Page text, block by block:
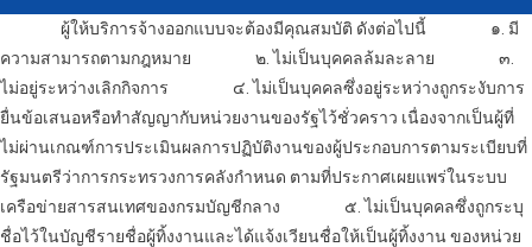
ผู้ให้บริการจ้างออกแบบจะต้องมีคุณสมบัติ ดังต่อไปนี้
๑. มี
ความสามารถตามกฎหมาย
๒. ไม่เป็นบุคคลล้มละลาย
๓.
ไม่อยู่ระหว่างเลิกกิจการ
๔. ไม่เป็นบุคคลซึ่งอยู่ระหว่างถูกระงับการ
ยื่นข้อเสนอหรือทำสัญญากับหน่วยงานของรัฐไว้ชั่วคราว เนื่องจากเป็นผู้ที่
ไม่ผ่านเกณฑ์การประเมินผลการปฏิบัติงานของผู้ประกอบการตามระเบียบที่
รัฐมนตรีว่าการกระทรวงการคลังกำหนด ตามที่ประกาศเผยแพร่ในระบบ
เครือข่ายสารสนเทศของกรมบัญชีกลาง
๕. ไม่เป็นบุคคลซึ่งถูกระบุ
ชื่อไว้ในบัญชีรายชื่อผู้ทิ้งงานและได้แจ้งเวียนชื่อให้เป็นผู้ทิ้งงาน ของหน่วย